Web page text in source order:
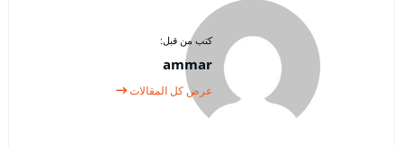
كتب من قبل:
ammar
عرض كل المقالات